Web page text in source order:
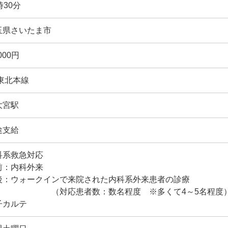
30分
県さいたま市
円
北本線
宮駅
支給
系救急対応
：内科外来
：ウォークインで来院された内科系外来患者の診療
応患者数：数名程度 ※多くて4～5名程度
カルテ